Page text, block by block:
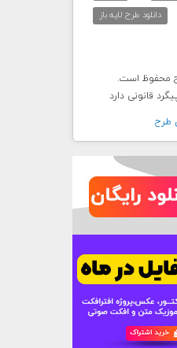
دانلود طرح لایه باز
قانونی دارد
طرح